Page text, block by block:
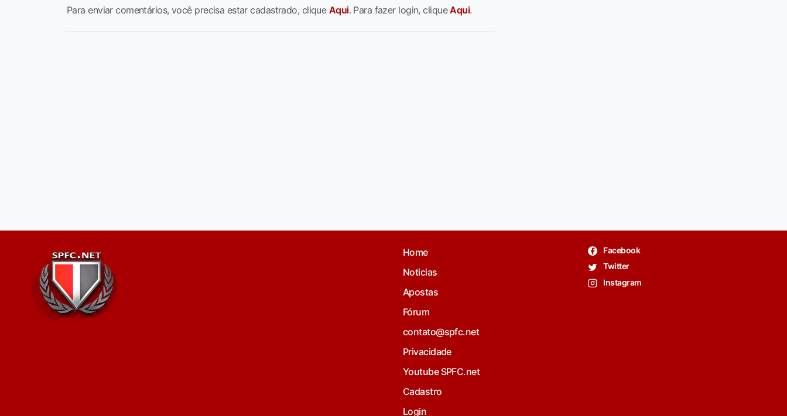
Para enviar comentários, você precisa estar cadastrado, clique Aqui. Para fazer login, cliqueAqui.
Home
Noticias
Apostas
Fórum
contato@spfc.net
Privacidade
Youtube SPFC.net
Cadastro
Login
Facebook
Twitter
Instagram